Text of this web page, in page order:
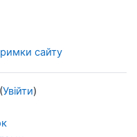
сайту
Увійти)